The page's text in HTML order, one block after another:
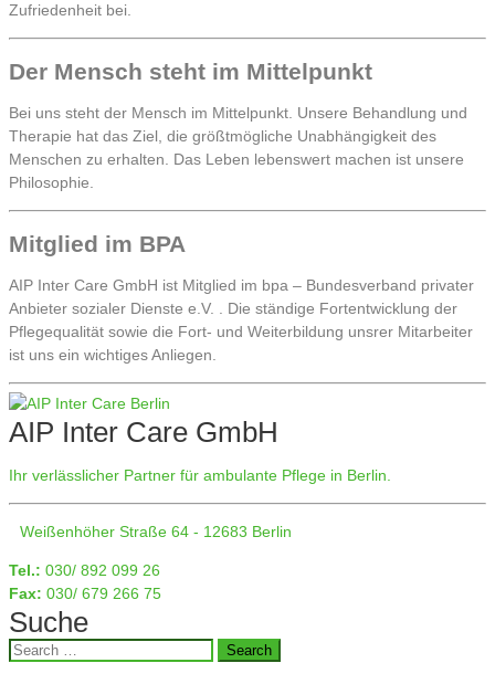
Zufriedenheit bei.
Der Mensch steht im Mittelpunkt
Bei uns steht der Mensch im Mittelpunkt. Unsere Behandlung und
Therapie hat das Ziel, die größtmögliche Unabhängigkeit des
Menschen zu erhalten. Das Leben lebenswert machen ist unsere
Philosophie.
Mitglied im BPA
AIP Inter Care GmbH ist Mitglied im bpa – Bundesverband privater
Anbieter sozialer Dienste e.V. . Die ständige Fortentwicklung der
Pflegequalität sowie die Fort- und Weiterbildung unsrer Mitarbeiter
ist uns ein wichtiges Anliegen.
AIP Inter Care GmbH
Ihr verlässlicher Partner für ambulante Pflege in Berlin.
Weißenhöher Straße 64 - 12683 Berlin
Tel.: 030/ 892 099 26
Fax: 030/ 679 266 75
Suche
Search